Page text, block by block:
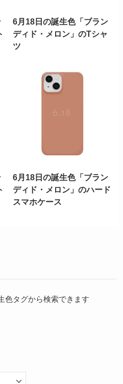
6月18日の誕生色「ブラン
ディド・メロン」のTシャ
ツ
6月18日の誕生色「ブラン
ディド・メロン」のハード
スマホケース
色タグから検索できます